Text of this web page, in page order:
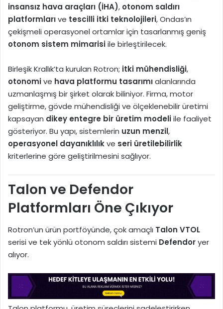
insansız hava araçları (İHA), otonom saldırı
platformlarıve tescilli itki teknolojileri, Ondas’ın
çekişmeli operasyonel ortamlar için tasarlanmış geniş
otonom sistem mimarisiile birleştirilecek.
Birleşik Krallık’ta kurulan Rotron; itki mühendisliği,
otonomive hava platformu tasarımıalanlarında
uzmanlaşmış bir şirket olarak biliniyor. Firma, motor
geliştirme, gövde mühendisliği ve ölçeklenebilir üretimi
kapsayan dikey entegre bir üretim modeliile faaliyet
gösteriyor. Bu yapı, sistemlerin uzun menzil,
operasyonel dayanıklılıkve seri üretilebilirlik
kriterlerine göre geliştirilmesini sağlıyor.
Talon ve Defendor
Platformları Öne Çıkıyor
Rotron’un ürün portföyünde, çok amaçlı Talon VTOL
serisi ve tek yönlü otonom saldırı sistemi Defendoryer
alıyor.